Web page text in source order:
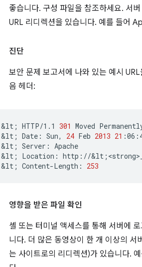
좋습니다. 구성 파일을 참조하세요. 서
URL 리디렉션을 있습니다. 예를 들어
진단
보안 문제 보고서에 나와 있는 예시
음 헤더:
&lt ; HTTP/1.1 301 Moved
&lt ; Date: Sun, 24 Feb 2013 21
&lt ; Server:
Apache
&lt ; Location: http://&lt ;
&lt ; Content-Length: 253
영향을 받은 파일 확인
셸 또는 터미널 액세스를 통해 서버에
니다. 더 많은 동영상이 한 개 이상의 서
는 사이트로의 리디렉션)가 있습니다. 예